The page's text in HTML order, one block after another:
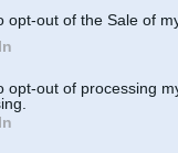
opt-out of the Sale of
opt-out of processing
ASC/DSC